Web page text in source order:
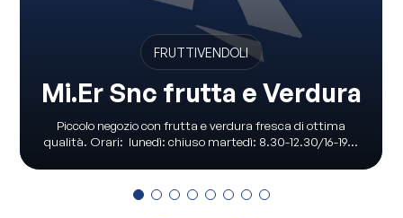
FRUTTIVENDOLI
Mi.Er Snc frutta e Verdura
Piccolo negozio con frutta e verdura fresca di ottima
qualità. Orari: lunedì: chiuso martedì: 8.30-12.30/16-19...